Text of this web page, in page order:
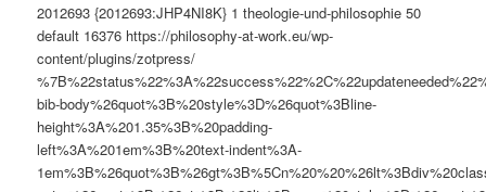
2012693 {2012693:JHP4NI8K} 1 theologie-und-philosophie 50
default 16376 https://philosophy-at-work.eu/wp-
content/plugins/zotpress/
bib-body%26quot%3B%20style%3D%26quot%3Bline-
height%3A%201.35%3B%20padding-
left%3A%201em%3B%20text-indent%3A-